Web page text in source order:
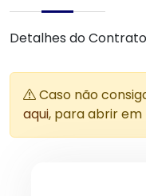
Detalhes do
Caso não
aqui, para abrir em